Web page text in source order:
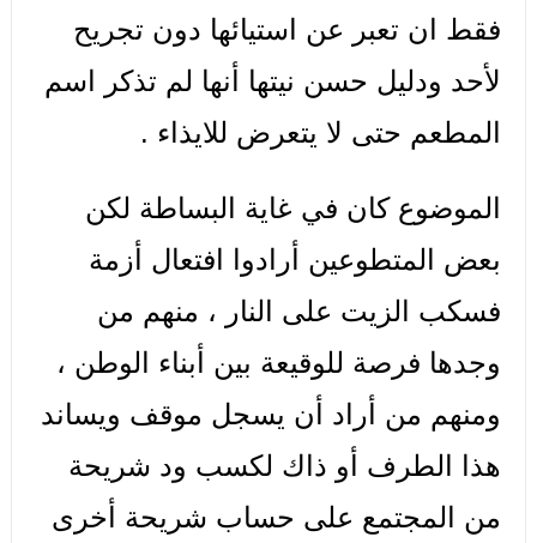
فقط ان تعبر عن استيائها دون تجريح
لأحد ودليل حسن نيتها أنها لم تذكر اسم
المطعم حتى لا يتعرض للايذاء .
الموضوع كان في غاية البساطة لكن
بعض المتطوعين أرادوا افتعال أزمة
فسكب الزيت على النار ، منهم من
وجدها فرصة للوقيعة بين أبناء الوطن ،
ومنهم من أراد أن يسجل موقف ويساند
هذا الطرف أو ذاك لكسب ود شريحة
من المجتمع على حساب شريحة أخرى